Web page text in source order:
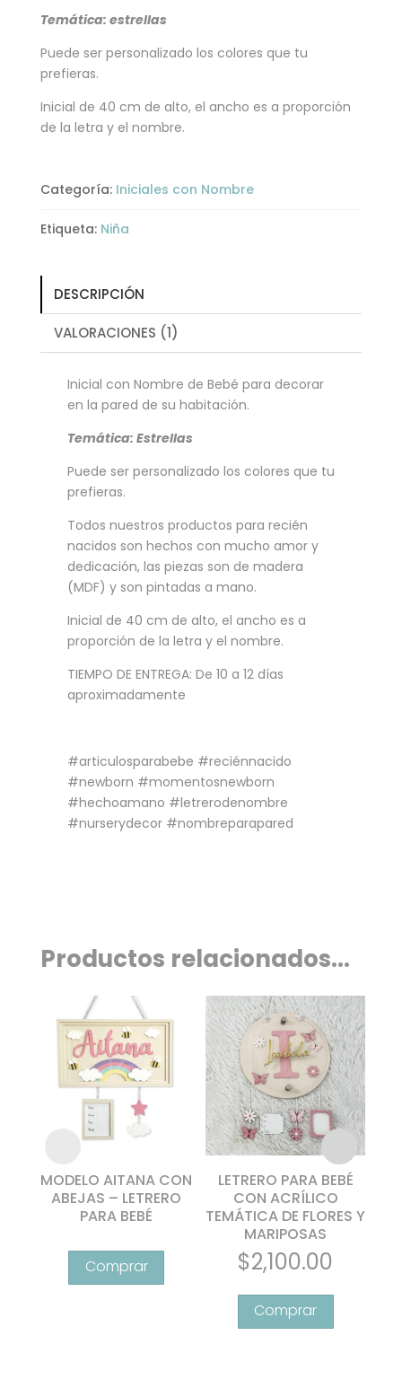
cantidad
Temática: estrellas
Puede ser personalizado los colores que tu
prefieras.
Inicial de 40 cm de alto, el ancho es a proporción
de la letra y el nombre.
Categoría: Iniciales con Nombre
Etiqueta: Niña
DESCRIPCIÓN
VALORACIONES (1)
Inicial con Nombre de Bebé para decorar
en la pared de su habitación.
Temática: Estrellas
Puede ser personalizado los colores que tu
prefieras.
Todos nuestros productos para recién
nacidos son hechos con mucho amor y
dedicación, las piezas son de madera
(MDF) y son pintadas a mano.
Inicial de 40 cm de alto, el ancho es a
proporción de la letra y el nombre.
TIEMPO DE ENTREGA: De 10 a 12 días
aproximadamente
#articulosparabebe #reciénnacido
#newborn #momentosnewborn
#hechoamano #letrerodenombre
#nurserydecor #nombreparapared
Productos relacionados...
MODELO AITANA CON
ABEJAS – LETRERO
PARA BEBÉ
tiene
LETRERO PARA BEBÉ
CON ACRÍLICO
TEMÁTICA DE FLORES Y
MARIPOSAS
$2,100.00